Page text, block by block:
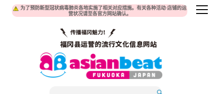
为了预防新型冠状病毒肺炎各地实施了相关对应措施。有关各种活动·店铺的运
营状况请至各官方网站确认。